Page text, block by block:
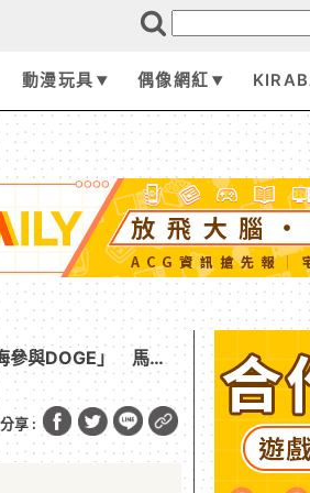
動漫玩具 偶像網紅
參與DOGE」 馬斯
分享 :